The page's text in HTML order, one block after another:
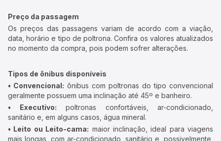
Preço da passagem
Os preços das passagens variam de acordo com a viação,
data, horário e tipo de poltrona. Confira os valores atualizados
no momento da compra, pois podem sofrer alterações.
Tipos de ônibus disponíveis
• Convencional: ônibus com poltronas do tipo convencional
geralmente possuem uma inclinação até 45º e banheiro.
• Executivo: poltronas confortáveis, ar-condicionado,
sanitário e, em alguns casos, água mineral.
• Leito ou Leito-cama: maior inclinação, ideal para viagens
mais longas, com ar-condicionado, sanitário e, possivelmente,